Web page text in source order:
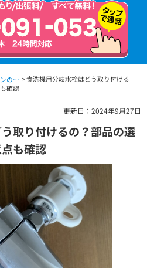
キッチンのお役立ちコラム > 食洗機用分岐水栓はどう取り付ける
確認
更新日：2024年9月27日
取り付けるの？部品の選
も確認